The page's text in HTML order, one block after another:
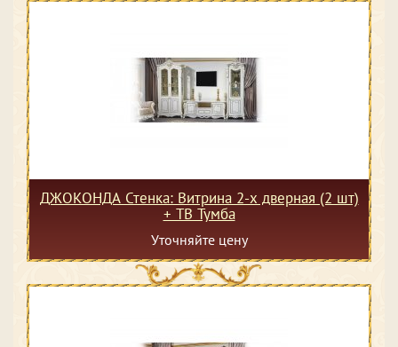
ДЖОКОНДА Стенка: Витрина 2-х дверная (2 шт)
+ ТВ Тумба
Уточняйте цену